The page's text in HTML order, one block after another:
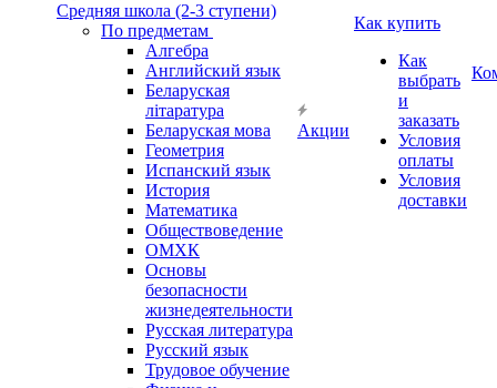
Средняя школа (2-3 ступени)
По предметам
Алгебра
Английский язык
Беларуская
літаратура
Беларуская мова
Геометрия
Испанский язык
История
Математика
Обществоведение
ОМХК
Основы
безопасности
жизнедеятельности
Русская литература
Русский язык
Трудовое обучение
Акции
Как купить
Как
выбрать
и
заказать
Условия
оплаты
Условия
доставки